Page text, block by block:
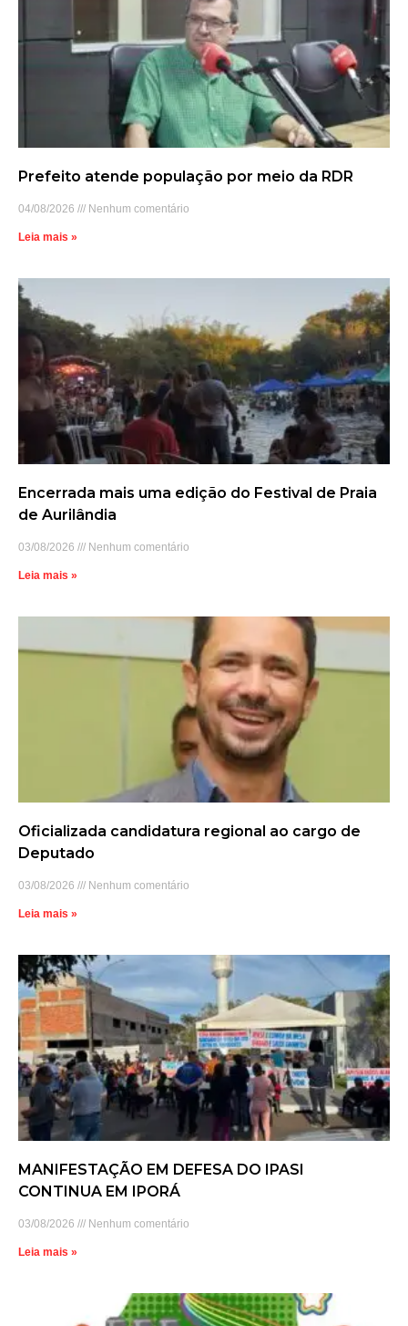
Prefeito atende população por meio da RDR
04/08/2026 Nenhum comentário
Leia mais »
Encerrada mais uma edição do Festival de Praia
de Aurilândia
03/08/2026 Nenhum comentário
Leia mais »
Oficializada candidatura regional ao cargo de
Deputado
03/08/2026 Nenhum comentário
Leia mais »
MANIFESTAÇÃO EM DEFESA DO IPASI
CONTINUA EM IPORÁ
03/08/2026 Nenhum comentário
Leia mais »